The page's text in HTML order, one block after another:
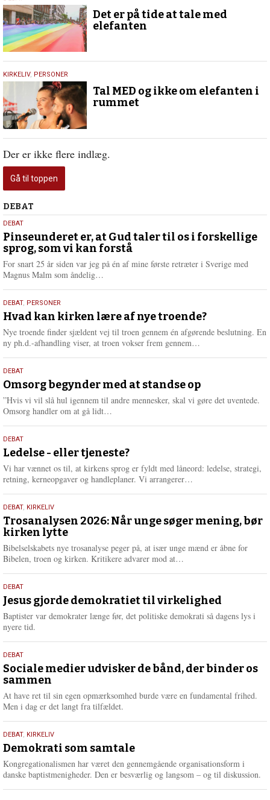
august
2019
Det er på tide at tale med
elefanten
3.
2019
KIRKELIV, PERSONER
Tal MED og ikke om elefanten i
rummet
Der er ikke flere indlæg.
Gå til toppen
Debat
DEBAT
5.
august
2026
DEBAT
Pinseunderet er, at Gud taler til os i forskellige
sprog, som vi kan forstå
For snart 25 år siden var jeg på én af mine første retræter i Sverige med
Magnus Malm som åndelig…
e
e
25.
juli
2026
DEBAT, PERSONER
Hvad kan kirken lære af nye troende?
Nye troende finder sjældent vej til troen gennem én afgørende beslutning. En
ny ph.d.-afhandling viser, at troen vokser frem gennem…
e
e
9.
juli
2026
DEBAT
Omsorg begynder med at standse op
”Hvis vi vil slå hul igennem til andre mennesker, skal vi gøre det uventede.
Omsorg handler om at gå lidt…
e
e
10.
juni
2026
DEBAT
Ledelse - eller tjeneste?
Vi har vænnet os til, at kirkens sprog er fyldt med låneord: ledelse, strategi,
retning, kerneopgaver og handleplaner. Vi arrangerer…
e
2.
juni
2026
DEBAT, KIRKELIV
Trosanalysen 2026: Når unge søger mening, bør
kirken lytte
Bibelselskabets nye trosanalyse peger på, at især unge mænd er åbne for
Bibelen, troen og kirken. Kritikere advarer mod at…
e
e
18.
maj
2026
DEBAT
Jesus gjorde demokratiet til virkelighed
Baptister var demokrater længe før, det politiske demokrati så dagens lys i
nyere tid.
18.
maj
2026
DEBAT
Sociale medier udvisker de bånd, der binder os
sammen
At have ret til sin egen opmærksomhed burde være en fundamental frihed.
Men i dag er det langt fra tilfældet.
18.
maj
2026
DEBAT, KIRKELIV
Demokrati som samtale
Kongregationalismen har været den gennemgående organisationsform i
danske baptistmenigheder. Den er besværlig og langsom – og til diskussion.